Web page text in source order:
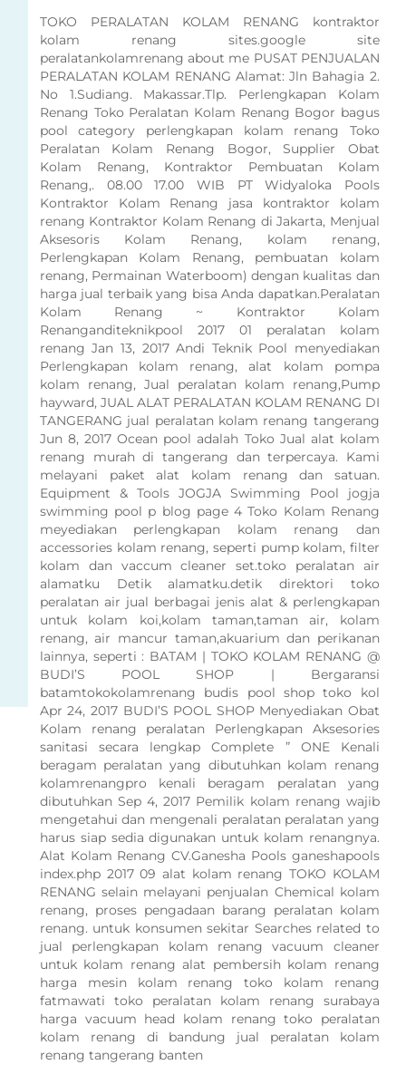
TOKO PERALATAN KOLAM RENANG kontraktor
kolam renang sites.google site
peralatankolamrenang about me PUSAT PENJUALAN
PERALATAN KOLAM RENANG Alamat: Jln Bahagia 2.
No 1.Sudiang. Makassar.Tlp. Perlengkapan Kolam
Renang Toko Peralatan Kolam Renang Bogor bagus
pool category perlengkapan kolam renang Toko
Peralatan Kolam Renang Bogor, Supplier Obat
Kolam Renang, Kontraktor Pembuatan Kolam
Renang,. 08.00 17.00 WIB PT Widyaloka Pools
Kontraktor Kolam Renang jasa kontraktor kolam
renang Kontraktor Kolam Renang di Jakarta, Menjual
Aksesoris Kolam Renang, kolam renang,
Perlengkapan Kolam Renang, pembuatan kolam
renang, Permainan Waterboom) dengan kualitas dan
harga jual terbaik yang bisa Anda dapatkan.Peralatan
Kolam Renang ~ Kontraktor Kolam
Renanganditeknikpool 2017 01 peralatan kolam
renang Jan 13, 2017 Andi Teknik Pool menyediakan
Perlengkapan kolam renang, alat kolam pompa
kolam renang, Jual peralatan kolam renang,Pump
hayward, JUAL ALAT PERALATAN KOLAM RENANG DI
TANGERANG jual peralatan kolam renang tangerang
Jun 8, 2017 Ocean pool adalah Toko Jual alat kolam
renang murah di tangerang dan terpercaya. Kami
melayani paket alat kolam renang dan satuan.
Equipment & Tools JOGJA Swimming Pool jogja
swimming pool p blog page 4 Toko Kolam Renang
meyediakan perlengkapan kolam renang dan
accessories kolam renang, seperti pump kolam, filter
kolam dan vaccum cleaner set.toko peralatan air
alamatku Detik alamatku.detik direktori toko
peralatan air jual berbagai jenis alat & perlengkapan
untuk kolam koi,kolam taman,taman air, kolam
renang, air mancur taman,akuarium dan perikanan
lainnya, seperti : BATAM | TOKO KOLAM RENANG @
BUDI’S POOL SHOP | Bergaransi
batamtokokolamrenang budis pool shop toko kol
Apr 24, 2017 BUDI’S POOL SHOP Menyediakan Obat
Kolam renang peralatan Perlengkapan Aksesories
sanitasi secara lengkap Complete ” ONE Kenali
beragam peralatan yang dibutuhkan kolam renang
kolamrenangpro kenali beragam peralatan yang
dibutuhkan Sep 4, 2017 Pemilik kolam renang wajib
mengetahui dan mengenali peralatan peralatan yang
harus siap sedia digunakan untuk kolam renangnya.
Alat Kolam Renang CV.Ganesha Pools ganeshapools
index.php 2017 09 alat kolam renang TOKO KOLAM
RENANG selain melayani penjualan Chemical kolam
renang, proses pengadaan barang peralatan kolam
renang. untuk konsumen sekitar Searches related to
jual perlengkapan kolam renang vacuum cleaner
untuk kolam renang alat pembersih kolam renang
harga mesin kolam renang toko kolam renang
fatmawati toko peralatan kolam renang surabaya
harga vacuum head kolam renang toko peralatan
kolam renang di bandung jual peralatan kolam
renang tangerang banten